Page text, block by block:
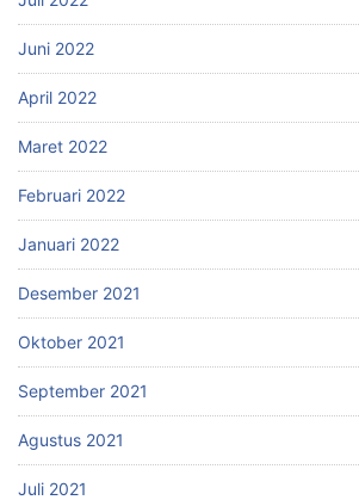
Juni 2022
April 2022
Maret 2022
Februari 2022
Januari 2022
Desember 2021
Oktober 2021
September 2021
Agustus 2021
Juli 2021